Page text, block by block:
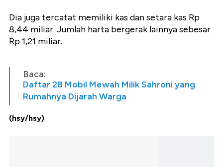
Dia juga tercatat memiliki kas dan setara kas Rp
8,44 miliar. Jumlah harta bergerak lainnya sebesar
Rp 1,21 miliar.
Baca:
Daftar 28 Mobil Mewah Milik Sahroni yang
Rumahnya Dijarah Warga
(hsy/hsy)